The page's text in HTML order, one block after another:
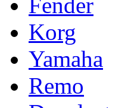
Korg
Yamaha
Remo